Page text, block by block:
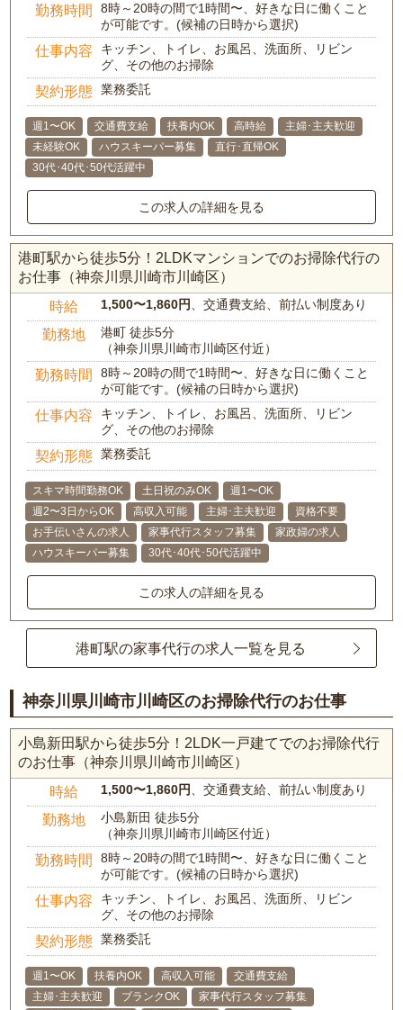
勤務時間
8時～20時の間で1時間〜、好きな日に働くこと
が可能です。(候補の日時から選択)
仕事内容
キッチン、トイレ、お風呂、洗面所、リビン
グ、その他のお掃除
契約形態 業務委託
週1〜OK 交通費支給 扶養内OK 高時給
主婦･主夫歓迎
未経験OK
ハウスキーパー募集
直行･直帰OK
30代･40代･50代活躍中
この求人の詳細を見る
港町駅から徒歩5分！2LDKマンションでのお掃除代行の
お仕事（神奈川県川崎市川崎区）
時給 1,500〜1,860円、交通費支給、前払い制度あり
勤務地
港町 徒歩5分
（神奈川県川崎市川崎区付近）
勤務時間
8時～20時の間で1時間〜、好きな日に働くこと
が可能です。(候補の日時から選択)
仕事内容
キッチン、トイレ、お風呂、洗面所、リビン
グ、その他のお掃除
契約形態 業務委託
スキマ時間勤務OK 土日祝のみOK
週1〜OK
週2〜3日からOK
高収入可能 主婦･主夫歓迎
資格不要
お手伝いさんの求人
家事代行スタッフ募集
家政婦の求人
ハウスキーパー募集
30代･40代･50代活躍中
この求人の詳細を見る
港町駅の家事代行の求人一覧を見る
神奈川県川崎市川崎区のお掃除代行のお仕事
小島新田駅から徒歩5分！2LDK一戸建てでのお掃除代行
のお仕事（神奈川県川崎市川崎区）
時給 1,500〜1,860円 、交通費支給、前払い制度あり
勤務地
小島新田 徒歩5分
（神奈川県川崎市川崎区付近）
勤務時間
8時～20時の間で1時間〜、好きな日に働くこと
が可能です。(候補の日時から選択)
仕事内容
キッチン、トイレ、お風呂、洗面所、リビン
グ、その他のお掃除
契約形態 業務委託
週1〜OK 扶養内OK 高収入可能
交通費支給
主婦･主夫歓迎
ブランクOK
家事代行スタッフ募集